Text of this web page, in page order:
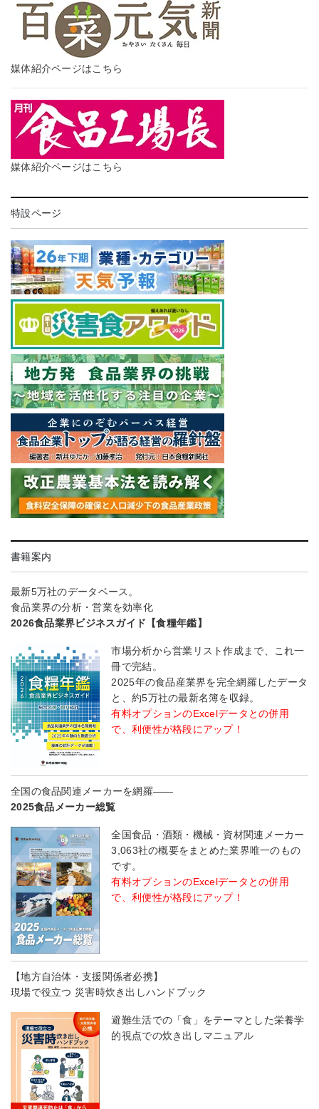
媒体紹介ページはこちら
媒体紹介ページはこちら
特設ページ
書籍案内
最新5万社のデータベース。
食品業界の分析・営業を効率化
2026食品業界ビジネスガイド【食糧年鑑】
市場分析から営業リスト作成まで、これ一
冊で完結。
2025年の食品産業界を完全網羅したデータ
と、約5万社の最新名簿を収録。
有料オプションのExcelデータとの併用
で、利便性が格段にアップ！
全国の食品関連メーカーを網羅――
2025食品メーカー総覧
全国食品・酒類・機械・資材関連メーカー
3,063社の概要をまとめた業界唯一のもの
です。
有料オプションのExcelデータとの併用
で、利便性が格段にアップ！
【地方自治体・支援関係者必携】
現場で役立つ 災害時炊き出しハンドブック
避難生活での「食」をテーマとした栄養学
的視点での炊き出しマニュアル